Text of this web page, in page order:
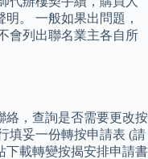
。 一般如果出問題，
會列出聯名業主各自所
絡，查詢是否需要更改按
填妥一份轉按申請表 (請
下載轉變按揭安排申請書